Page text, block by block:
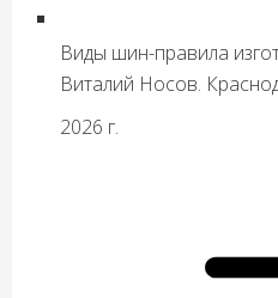
Виды шин-правила
Виталий Носов.
2026 г.